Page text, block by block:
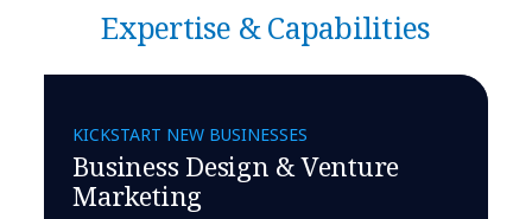
Expertise & Capabilities
KICKSTART NEW BUSINESSES
Business Design & Venture
Marketing